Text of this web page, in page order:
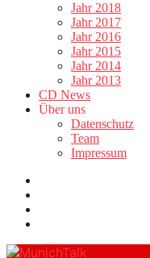
Jahr 2018
Jahr 2017
Jahr 2016
Jahr 2015
Jahr 2014
Jahr 2013
CD News
Über uns
Datenschutz
Team
Impressum